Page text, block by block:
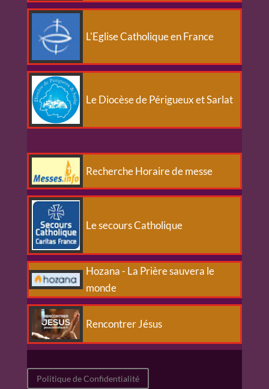
L'Eglise Catholique en France
Le Diocèse de Périgueux et Sarlat
Recherche Horaire de messe
Le secours Catholique
Hozana - La Prière sauvera le
monde
Rencontrer Jésus
Politique de Confidentialité